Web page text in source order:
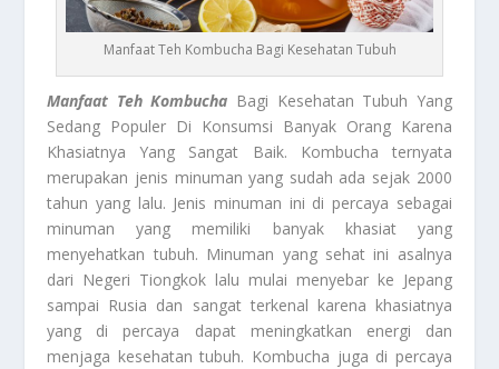
Manfaat Teh Kombucha Bagi Kesehatan Tubuh
Manfaat Teh Kombucha Bagi Kesehatan Tubuh Yang
Sedang Populer Di Konsumsi Banyak Orang Karena
Khasiatnya Yang Sangat Baik. Kombucha ternyata
merupakan jenis minuman yang sudah ada sejak 2000
tahun yang lalu. Jenis minuman ini di percaya sebagai
minuman yang memiliki banyak khasiat yang
menyehatkan tubuh. Minuman yang sehat ini asalnya
dari Negeri Tiongkok lalu mulai menyebar ke Jepang
sampai Rusia dan sangat terkenal karena khasiatnya
yang di percaya dapat meningkatkan energi dan
menjaga kesehatan tubuh. Kombucha juga di percaya